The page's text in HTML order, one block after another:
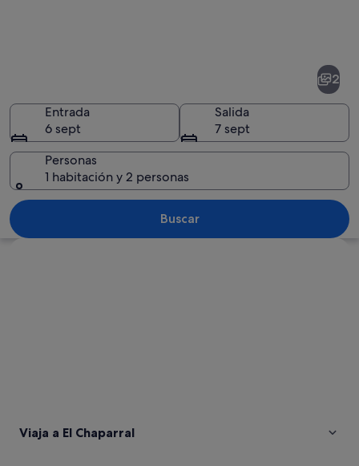
Una planicie salina con agua rosada
2
Entrada
6 sept
Salida
7 sept
Personas
1 habitación y 2 personas
Buscar
Viaja a El Chaparral